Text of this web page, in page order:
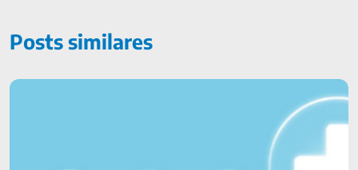
Posts similares
Aprenda a usar melhor as vantagens do seguro de vida